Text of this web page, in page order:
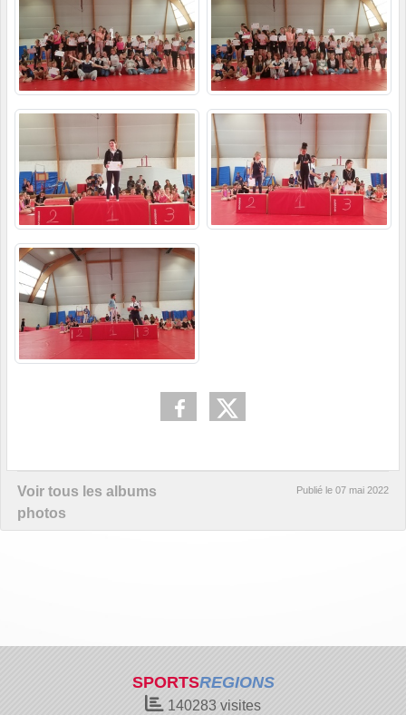
Voir tous les albums
photos
Publié le 07 mai 2022
SPORTSREGIONS
140283 visites